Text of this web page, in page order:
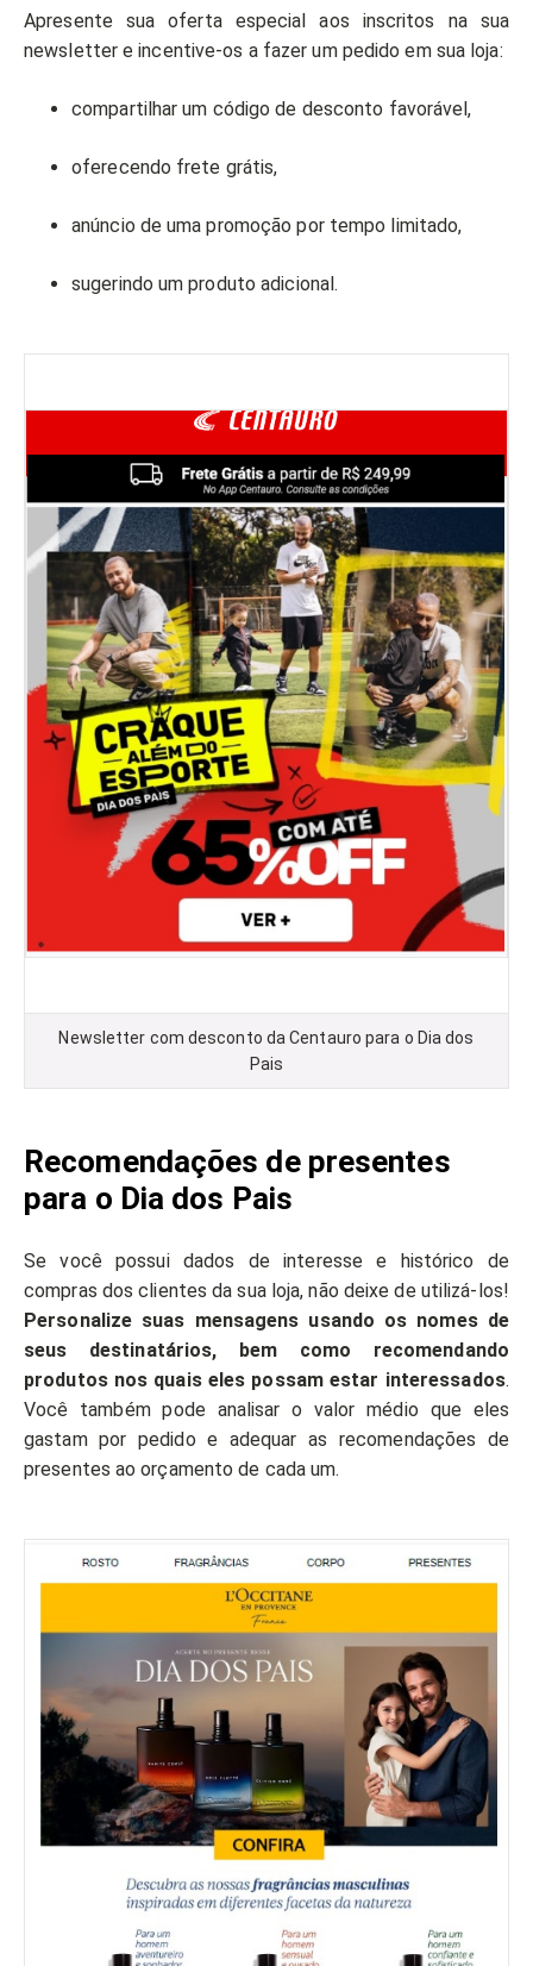
Apresente sua oferta especial aos inscritos na sua
newsletter e incentive-os a fazer um pedido em sua loja:
compartilhar um código de desconto favorável,
oferecendo frete grátis,
anúncio de uma promoção por tempo limitado,
sugerindo um produto adicional.
Newsletter com desconto da Centauro para o Dia dos
Pais
Recomendações de presentes
para o Dia dos Pais
Se você possui dados de interesse e histórico de
compras dos clientes da sua loja, não deixe de utilizá-los!
Personalize suas mensagens usando os nomes de
seus destinatários, bem como recomendando
produtos nos quais eles possam estar interessados.
Você também pode analisar o valor médio que eles
gastam por pedido e adequar as recomendações de
presentes ao orçamento de cada um.